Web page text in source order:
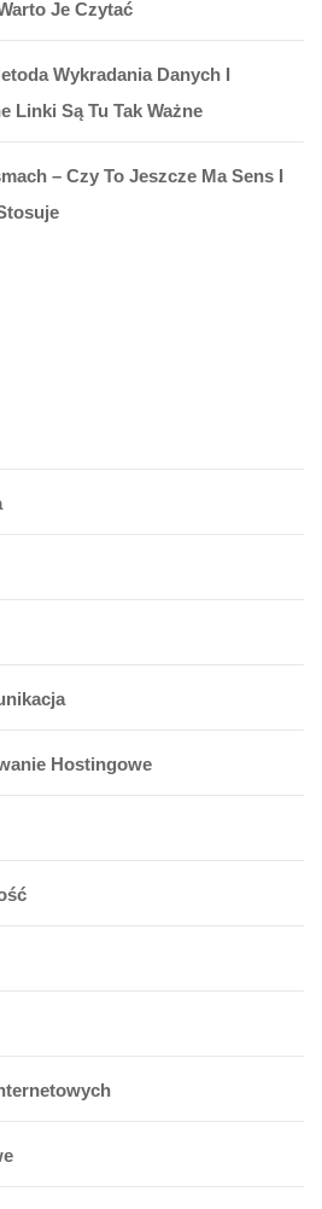
Je Czytać
Wykradania Danych I
Linki Są Tu Tak Ważne
– Czy To Jeszcze Ma Sens I
Hostingowe